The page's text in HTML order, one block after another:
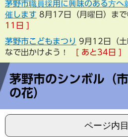
茅野市職員採用に興味のある方へ
催します 8月17日（月曜日）まで
11 日
茅野市こどもまつり 9月12日（土
なで出かけよう！
あと34 日
茅野市のシンボル（
の花）
ページ内